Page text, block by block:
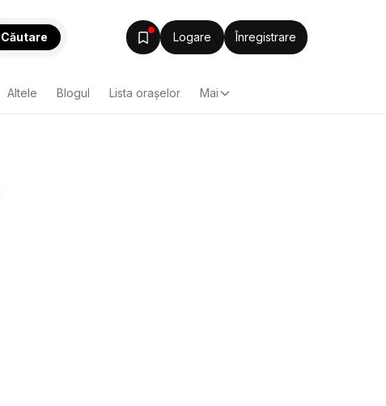
Căutare Logare Înregistrare
Altele Blogul Lista oraşelor Mai